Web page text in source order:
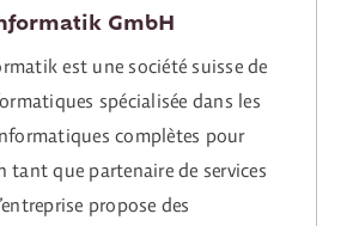
GmbH
est une société suisse de
spécialisée dans les
complètes pour
tant que partenaire de services
propose des